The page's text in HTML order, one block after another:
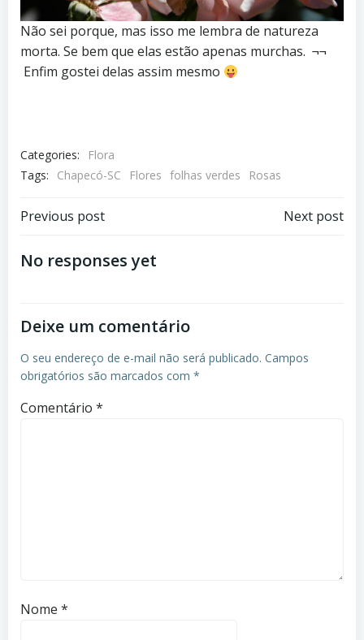
Não sei porque, mas isso me lembra de natureza
morta. Se bem que elas estão apenas murchas. ¬¬
Enfim gostei delas assim mesmo
Categories:
Flora
Tags:
Chapecó-SC Flores folhas verdes Rosas
Post
navigation
Previous post Next post
No responses yet
Deixe um comentário
O seu endereço de e-mail não será publicado. Campos
obrigatórios são marcados com *
Comentário *
Nome *